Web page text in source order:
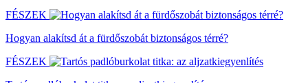
FÉSZEK
Hogyan alakítsd át a fürdőszobát biztonságos térré?
FÉSZEK